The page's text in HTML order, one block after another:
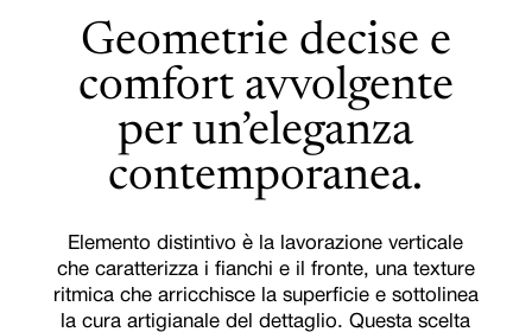
Geometrie decise e
comfort avvolgente
per un’eleganza
contemporanea.
Elemento distintivo è la lavorazione verticale
che caratterizza i fianchi e il fronte, una texture
ritmica che arricchisce la superficie e sottolinea
la cura artigianale del dettaglio. Questa scelta